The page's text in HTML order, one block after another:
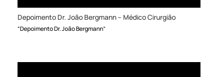
Depoimento Dr. João Bergmann – Médico Cirurgião
“Depoimento Dr. João Bergmann”